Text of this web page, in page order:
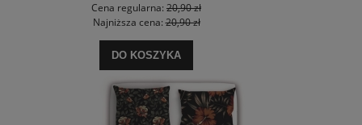
Cena regularna: 20,90 zł
Najniższa cena:20,90 zł
DO KOSZYKA